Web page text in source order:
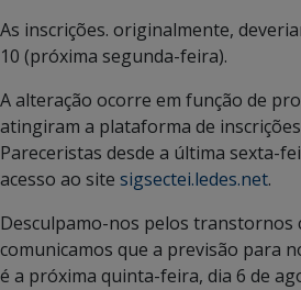
As inscrições. originalmente,
10 (próxima segunda-feira).
A alteração ocorre em função de
atingiram a plataforma de
Pareceristas desde a última sexta-
acesso ao site sigsectei.ledes.net.
Desculpamo-nos pelos transtornos
comunicamos que a previsão para
é a próxima quinta-feira, dia 6 de